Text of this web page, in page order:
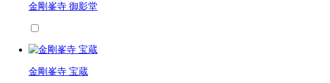
金剛峯寺 御影堂
金剛峯寺 宝蔵